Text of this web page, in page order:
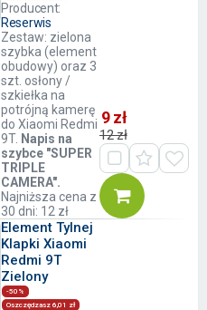
Producent:
Reserwis
Zestaw: zielona
szybka (element
obudowy) oraz 3
szt. osłony /
szkiełka na
potrójną kamerę
do Xiaomi Redmi
9T. Napis na
szybce "SUPER
TRIPLE
CAMERA".
Najniższa cena z
30 dni: 12 zł
9 zł
12 zł
Element Tylnej
Klapki Xiaomi
Redmi 9T
Zielony
-50%
Oszczędzasz 6,01 zł